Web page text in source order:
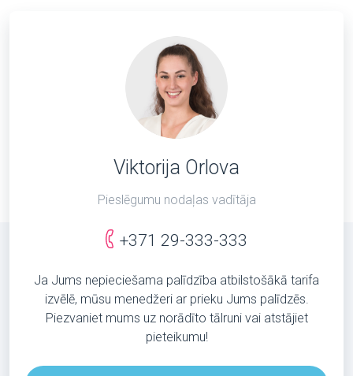
Viktorija Orlova
Pieslēgumu nodaļas vadītāja
+371 29-333-333
Ja Jums nepieciešama palīdzība atbilstošākā tarifa
izvēlē, mūsu menedžeri ar prieku Jums palīdzēs.
Piezvaniet mums uz norādīto tālruni vai atstājiet
pieteikumu!